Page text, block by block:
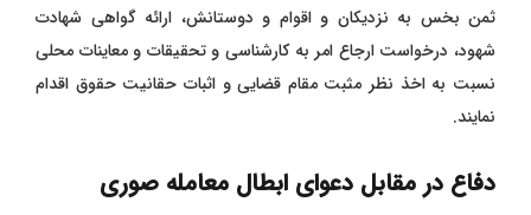
ثمن بخس به نزدیکان و اقوام و دوستانش، ارائه گواهی شهادت
شهود، درخواست ارجاع امر به کارشناسی و تحقیقات و معاینات محلی
نسبت به اخذ نظر مثبت مقام قضایی و اثبات حقانیت حقوق اقدام
نمایند.
دفاع در مقابل دعوای ابطال معامله صوری